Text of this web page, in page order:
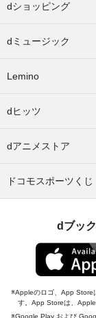
dショッピング
dミュージック
Lemino
dヒッツ
dアニメストア
ドコモスポーツくじ
dブッ
Appleのロゴ、App Store
す。App Storeは、Apple